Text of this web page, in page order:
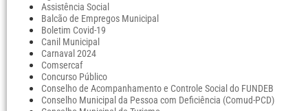
Assistência Social
Balcão de Empregos Municipal
Boletim Covid-19
Canil Municipal
Carnaval 2024
Comsercaf
Concurso Público
Conselho de Acompanhamento e Controle Social do FUNDEB
Conselho Municipal da Pessoa com Deficiência (Comud-PCD)